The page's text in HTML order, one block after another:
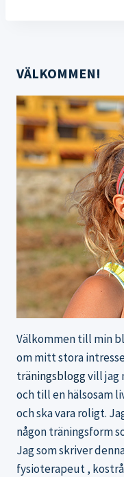
VÄLKOMMEN!
Välkommen till min
om mitt stora
träningsbloggvill jag
och till en hälsosam
och ska vara roligt.
någon träningsform
Jag som skriver
fysioterapeut ,